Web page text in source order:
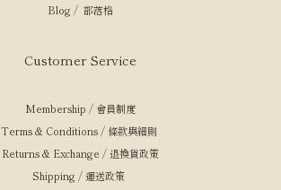
Blog / 部落格
Customer Service
Membership / 會員制度
Terms & Conditions / 條款與細則
Returns & Exchange / 退換貨政策
Shipping / 運送政策